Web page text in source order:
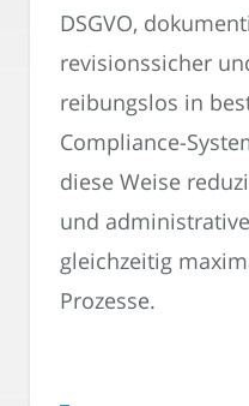
DSGVO,
revisionssicher
reibungslos in
Compliance-
diese Weise
und
gleichzeitig
Prozesse.